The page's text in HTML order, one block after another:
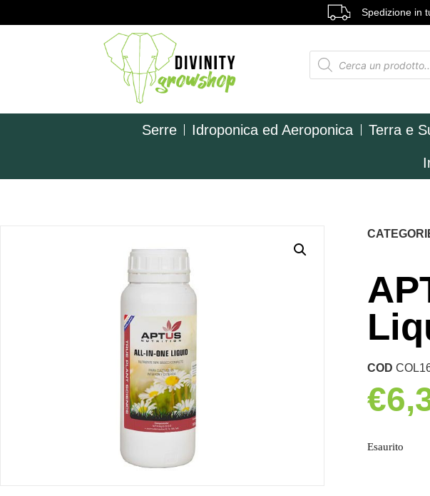
Spedizione in
Serre Idroponica ed Aeroponica Terra e
COD
€
Esaurito